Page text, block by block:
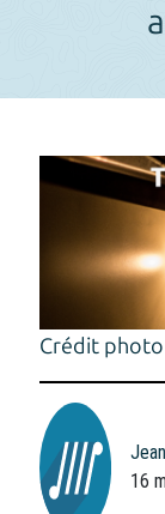
Crédit photo
16